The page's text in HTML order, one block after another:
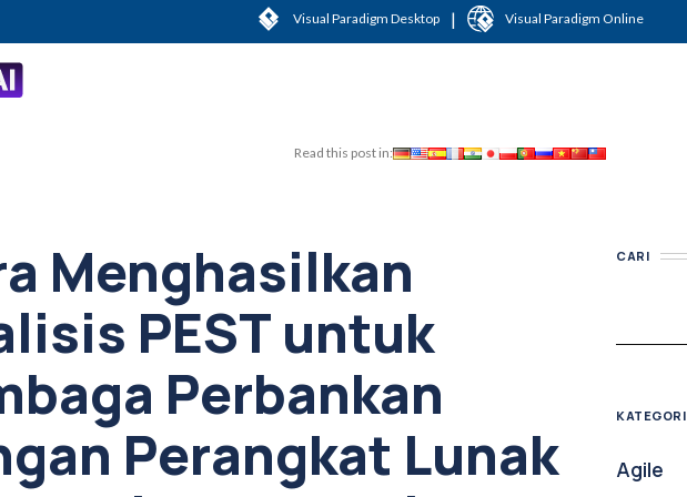
Visual Paradigm Desktop | Visual Paradigm Online
Read this post in:
Menghasilkan
PEST untuk
Perbankan
Perangkat Lunak
CARI
KATEGORI
Agile